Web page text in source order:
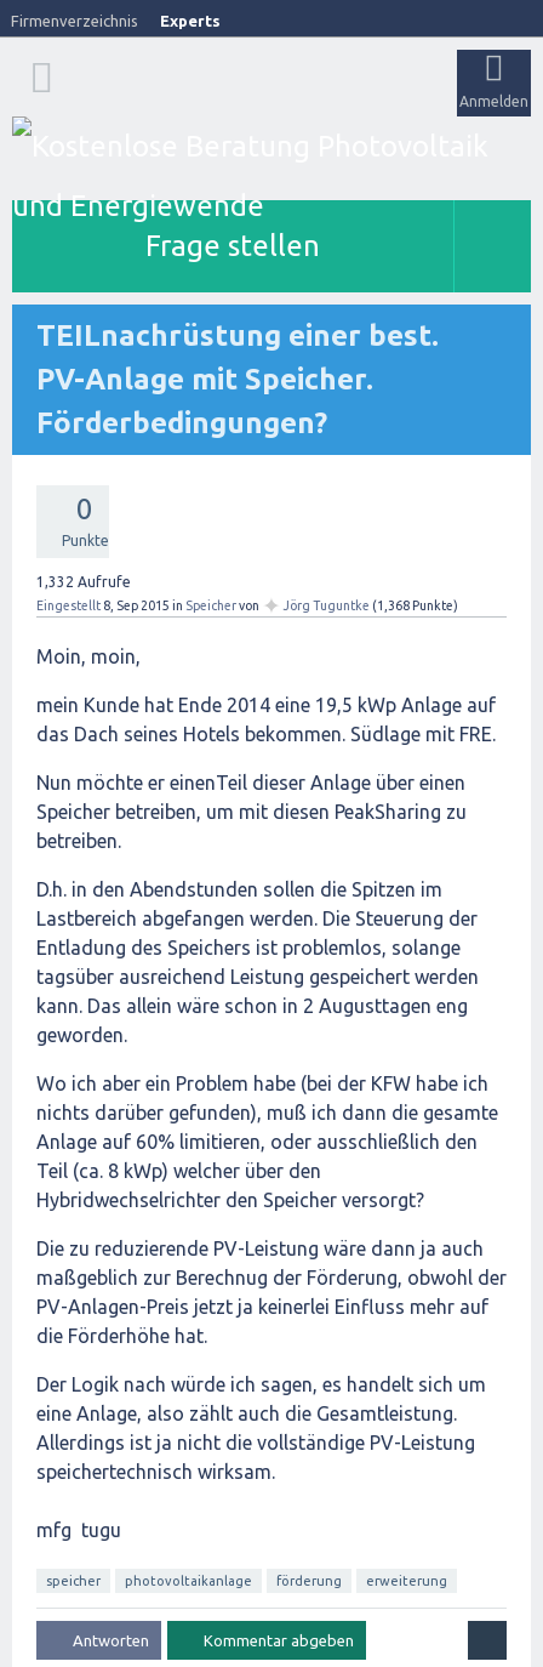
Firmenverzeichnis Experts
Anmelden
Frage stellen
TEILnachrüstung einer best.
PV-Anlage mit Speicher.
Förderbedingungen?
0
Punkte
1,332 Aufrufe
Eingestellt 8, Sep 2015 in Speichervon ✦ Jörg Tuguntke (1,368 Punkte)
Moin, moin,
mein Kunde hat Ende 2014 eine 19,5 kWp Anlage auf
das Dach seines Hotels bekommen. Südlage mit FRE.
Nun möchte er einenTeil dieser Anlage über einen
Speicher betreiben, um mit diesen PeakSharing zu
betreiben.
D.h. in den Abendstunden sollen die Spitzen im
Lastbereich abgefangen werden. Die Steuerung der
Entladung des Speichers ist problemlos, solange
tagsüber ausreichend Leistung gespeichert werden
kann. Das allein wäre schon in 2 Augusttagen eng
geworden.
Wo ich aber ein Problem habe (bei der KFW habe ich
nichts darüber gefunden), muß ich dann die gesamte
Anlage auf 60% limitieren, oder ausschließlich den
Teil (ca. 8 kWp) welcher über den
Hybridwechselrichter den Speicher versorgt?
Die zu reduzierende PV-Leistung wäre dann ja auch
maßgeblich zur Berechnug der Förderung, obwohl der
PV-Anlagen-Preis jetzt ja keinerlei Einfluss mehr auf
die Förderhöhe hat.
Der Logik nach würde ich sagen, es handelt sich um
eine Anlage, also zählt auch die Gesamtleistung.
Allerdings ist ja nicht die vollständige PV-Leistung
speichertechnisch wirksam.
mfg tugu
speicher photovoltaikanlage förderung erweiterung